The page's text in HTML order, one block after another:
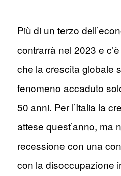
Più di un terzo
contrarrà nel 2023 e
che la crescita globale
fenomeno accaduto
50 anni. Per l’Italia la
attese quest’anno, ma
recessione con una
con la disoccupazione